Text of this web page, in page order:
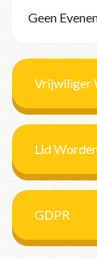
Geen
Vrijwiliger
Lid
GDPR